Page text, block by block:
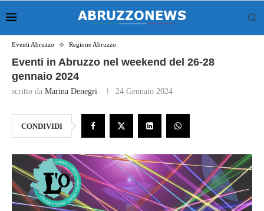
Eventi Abruzzo Regione Abruzzo
Eventi in Abruzzo nel weekend del 26-28
gennaio 2024
scritto da Marina Denegri 24 Gennaio 2024
CONDIVIDI